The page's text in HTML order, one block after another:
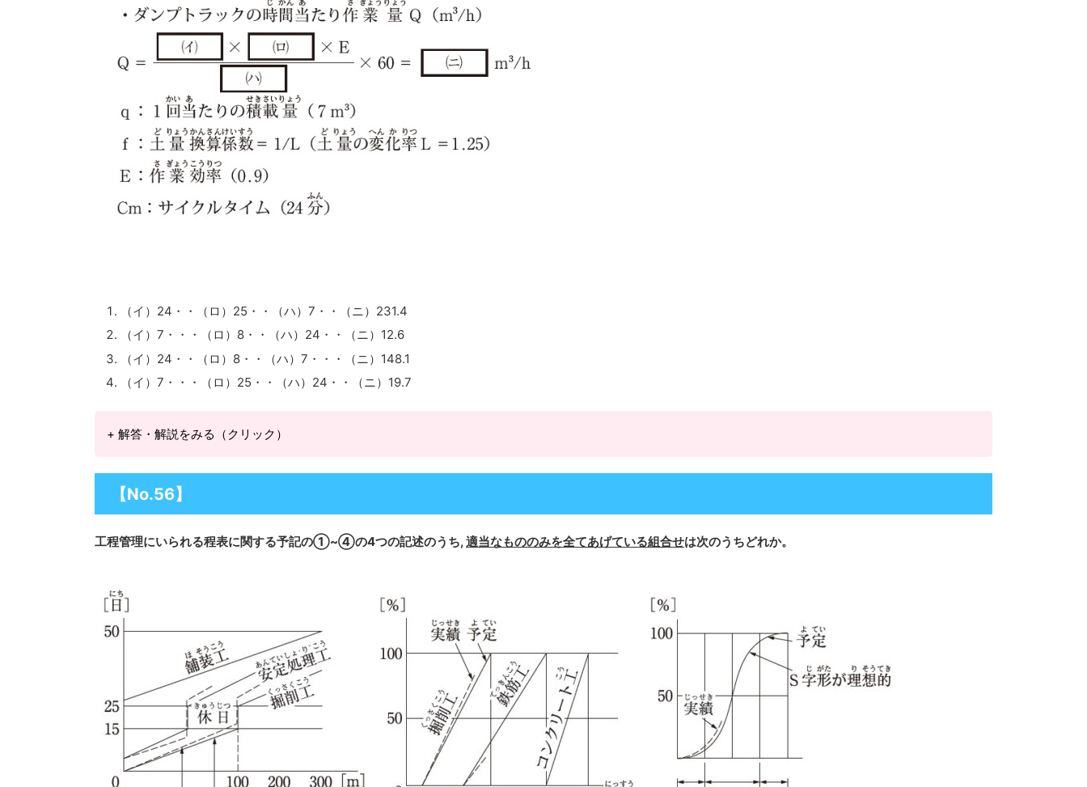
（イ）24・・（ロ）25・・（ハ）7・・（ニ）231.4
（イ）7・・・（ロ）8・・（ハ）24・・（ニ）12.6
（イ）24・・（ロ）8・・（ハ）7・・・（ニ）148.1
（イ）7・・・（ロ）25・・（ハ）24・・（ニ）19.7
+ 解答・解説をみる（クリック）
【No.56】
工程管理にいられる程表に関する予記の➀~④の4つの記述のうち,適当なもののみを全てあげている組合せは次のうちどれか。